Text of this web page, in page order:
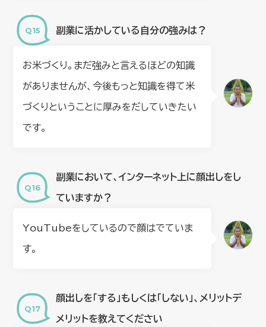
副業に活かしている自分の強みは？
お米づくり。まだ強みと言えるほどの知識
がありませんが、今後もっと知識を得て米
づくりということに厚みをだしていきたい
です。
副業において、インターネット上に顔出しをし
ていますか？
YouTubeをしているので顔はでていま
す。
顔出しを「する」もしくは「しない」、メリットデ
メリットを教えてください